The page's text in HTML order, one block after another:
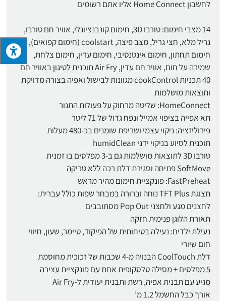
לחשבון Home Connect אליו אתם רשומים
14 מצבי חימום: טורבו 3D, חימום קונבנציונלי, אוויר חם טורבו,
גריל מלא, חצי גריל, מצב פיצה, coolstart (חימום קפואים),
חימום תחתון, חימום אינטנסיבי, חימום עדין, חימום צלחת,
שמירה על חום, אוויר חם עדין, Air Fry תוכנית לטיגון באוויר חם
40 תכניות cookControl מגוונות לבישול ואפיה בצורה מדויקת
ותוצאות מושלמות
HomeConnect: שליטה מרחוק על פעולות התנור
תא אפייה בציפוי אמייל ונפח גדול של 71 ליטר
פירוליזציה: ניקוי עצמי ושריפת שומנים בכ-480 מעלות
תוכנית לסיוע בניקוי ידני humidClean
טורבו 3D לתוצאות מושלמות גם ב-3 מפלסים בו זמנית
SoftMove פתיחה וסגירת דלת רכה ללא טריקה
FastPreheat: פונקציית חימום מהיר מראש
תצוגת TFT Plus נוחה וברורה במבחר שפות כולל עברית:
לחצנים מגע ולחצני Pop Out מסתובבים
תאורת הלוגן פנימית חזקה
נעילת ילדים: נעילה בטיחותית של הפיקוד, טיימר, שעון, חיווי
חום שיורי
דלת CoolTouch הבנויה מ-4 שכבות של זכוכית מחוסמת
5 מפלסים + מסילה טלסקופית אחת עם פונקציית עצירה
מגיע עם תבנית אפיה, רשת ותבנית יעודית ל-Air Fry
אורך כבל החשמל 1.2 מ’